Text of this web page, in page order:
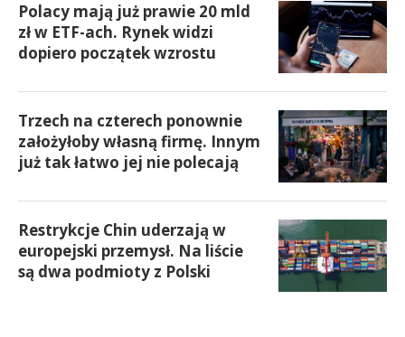
Polacy mają już prawie 20 mld
zł w ETF-ach. Rynek widzi
dopiero początek wzrostu
Trzech na czterech ponownie
założyłoby własną firmę. Innym
już tak łatwo jej nie polecają
Restrykcje Chin uderzają w
europejski przemysł. Na liście
są dwa podmioty z Polski